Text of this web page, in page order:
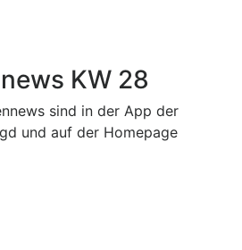
KW 28
sind in der App der
und auf der Homepage